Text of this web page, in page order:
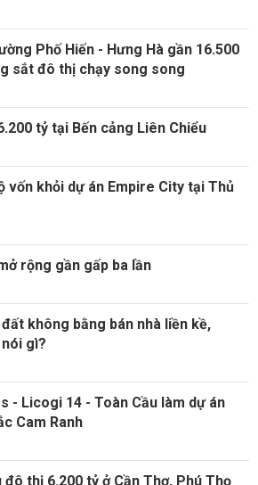
Phố Hiến - Hưng Hà gần 16.500
sắt đô thị chạy song song
tỷ tại Bến cảng Liên Chiểu
vốn khỏi dự án Empire City tại Thủ
rộng gần gấp ba lần
không bằng bán nhà liền kề,
gì?
- Licogi 14 - Toàn Cầu làm dự án
Cam Ranh
đô thị 6.200 tỷ ở Cần Thơ, Phú Thọ